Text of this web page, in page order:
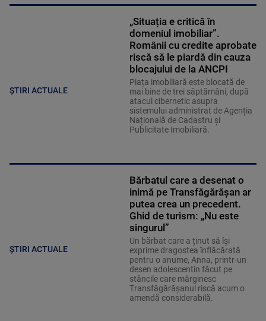
ȘTIRI ACTUALE
„Situația e critică în
domeniul imobiliar”.
Românii cu credite aprobate
riscă să le piardă din cauza
blocajului de la ANCPI
Piața imobiliară este blocată de
mai bine de trei săptămâni, după
atacul cibernetic asupra
sistemului administrat de Agenția
Națională de Cadastru și
Publicitate Imobiliară.
ȘTIRI ACTUALE
Bărbatul care a desenat o
inimă pe Transfăgărășan ar
putea crea un precedent.
Ghid de turism: „Nu este
singurul”
Un bărbat care a ținut să își
exprime dragostea înflăcărată
pentru o anume, Anna, printr-un
desen adolescentin făcut pe
stâncile care mărginesc
Transfăgărășanul riscă acum o
amendă considerabilă.